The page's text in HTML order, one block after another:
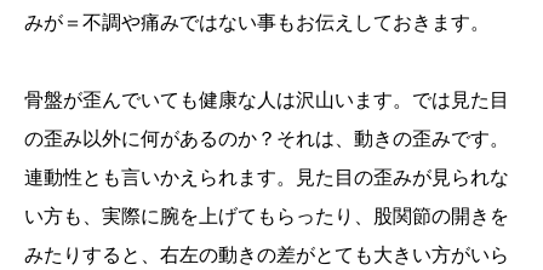
みが＝不調や痛みではない事もお伝えしておきます。
骨盤が歪んでいても健康な人は沢山います。では見た目
の歪み以外に何があるのか？それは、動きの歪みです。
連動性とも言いかえられます。見た目の歪みが見られな
い方も、実際に腕を上げてもらったり、股関節の開きを
みたりすると、右左の動きの差がとても大きい方がいら